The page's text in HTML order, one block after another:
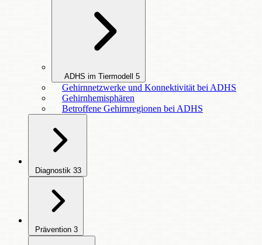
ADHS im Tiermodell 5
Gehirnnetzwerke und Konnektivität bei ADHS
Gehirnhemisphären
Betroffene Gehirnregionen bei ADHS
Diagnostik 33
Prävention 3